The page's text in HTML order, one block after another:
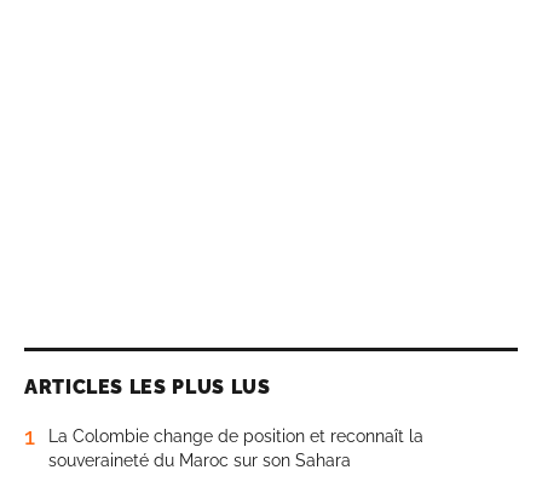
ARTICLES LES PLUS LUS
1
La Colombie change de position et reconnaît la
souveraineté du Maroc sur son Sahara